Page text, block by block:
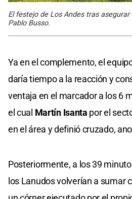
El festejo de Los Andes tras
Pablo Busso.
Ya en el complemento, el
daría tiempo a la reacción y
ventaja en el marcador a los 6
el cual Martín Isanta por el
en el área y definió cruzado,
Posteriormente, a los 39
los Lanudos volverían a sumar